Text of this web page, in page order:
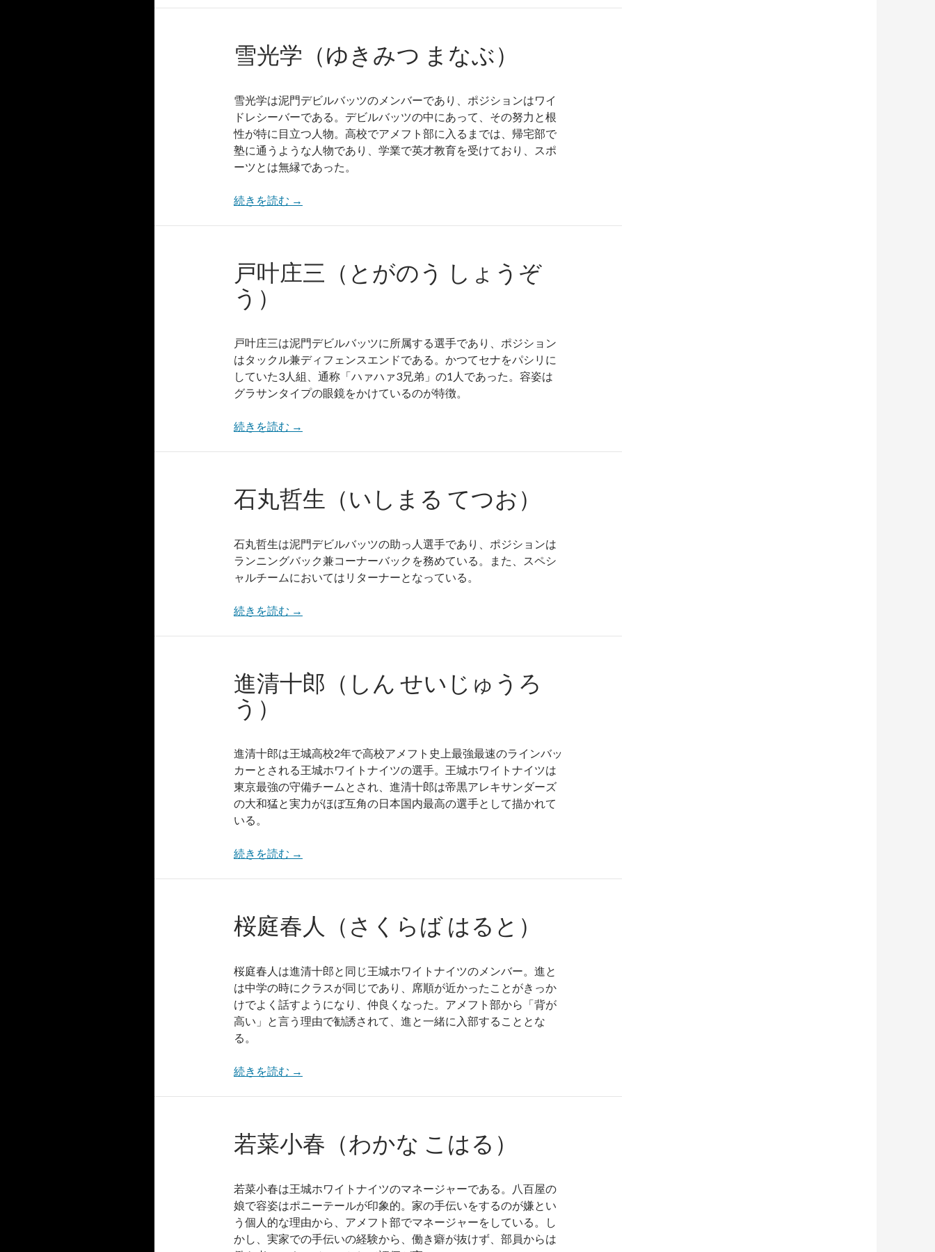
雪光学（ゆきみつ まなぶ）
雪光学は泥門デビルバッツのメンバーであり、ポジションはワイ
ドレシーバーである。デビルバッツの中にあって、その努力と根
性が特に目立つ人物。高校でアメフト部に入るまでは、帰宅部で
塾に通うような人物であり、学業で英才教育を受けており、スポ
ーツとは無縁であった。
続きを読む →
戸叶庄三（とがのう しょうぞ
う）
戸叶庄三は泥門デビルバッツに所属する選手であり、ポジション
はタックル兼ディフェンスエンドである。かつてセナをパシリに
していた3人組、通称「ハァハァ3兄弟」の1人であった。容姿は
グラサンタイプの眼鏡をかけているのが特徴。
続きを読む →
石丸哲生（いしまる てつお）
石丸哲生は泥門デビルバッツの助っ人選手であり、ポジションは
ランニングバック兼コーナーバックを務めている。また、スペシ
ャルチームにおいてはリターナーとなっている。
続きを読む →
進清十郎（しん せいじゅうろ
う）
進清十郎は王城高校2年で高校アメフト史上最強最速のラインバッ
カーとされる王城ホワイトナイツの選手。王城ホワイトナイツは
東京最強の守備チームとされ、進清十郎は帝黒アレキサンダーズ
の大和猛と実力がほぼ互角の日本国内最高の選手として描かれて
いる。
続きを読む →
桜庭春人（さくらば はると）
桜庭春人は進清十郎と同じ王城ホワイトナイツのメンバー。進と
は中学の時にクラスが同じであり、席順が近かったことがきっか
けでよく話すようになり、仲良くなった。アメフト部から「背が
高い」と言う理由で勧誘されて、進と一緒に入部することとな
る。
続きを読む →
若菜小春（わかな こはる）
若菜小春は王城ホワイトナイツのマネージャーである。八百屋の
娘で容姿はポニーテールが印象的。家の手伝いをするのが嫌とい
う個人的な理由から、アメフト部でマネージャーをしている。し
かし、実家での手伝いの経験から、働き癖が抜けず、部員からは